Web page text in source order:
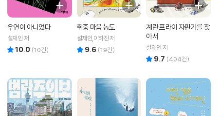
우연이 아니었다
설재인 저
10.0 (10건)
취중 마음 농도
설재인,이하진 저
9.6 (19건)
계란 프라이 자판기를 찾
아서
설재인 저
9.7 (404건)